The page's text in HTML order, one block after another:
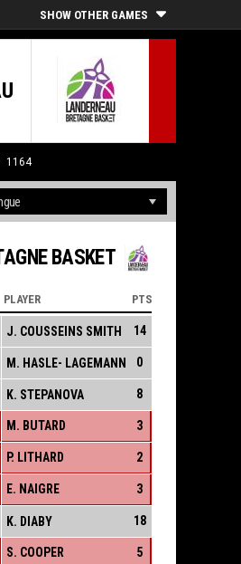
SHOW OTHER GAMES
1164
BASKET
PLAYER PTS
J. COUSSEINS SMITH 14
M. HASLE- LAGEMANN 0
K. STEPANOVA 8
M. BUTARD 3
P. LITHARD 2
E. NAIGRE 3
K. DIABY 18
S. COOPER 5